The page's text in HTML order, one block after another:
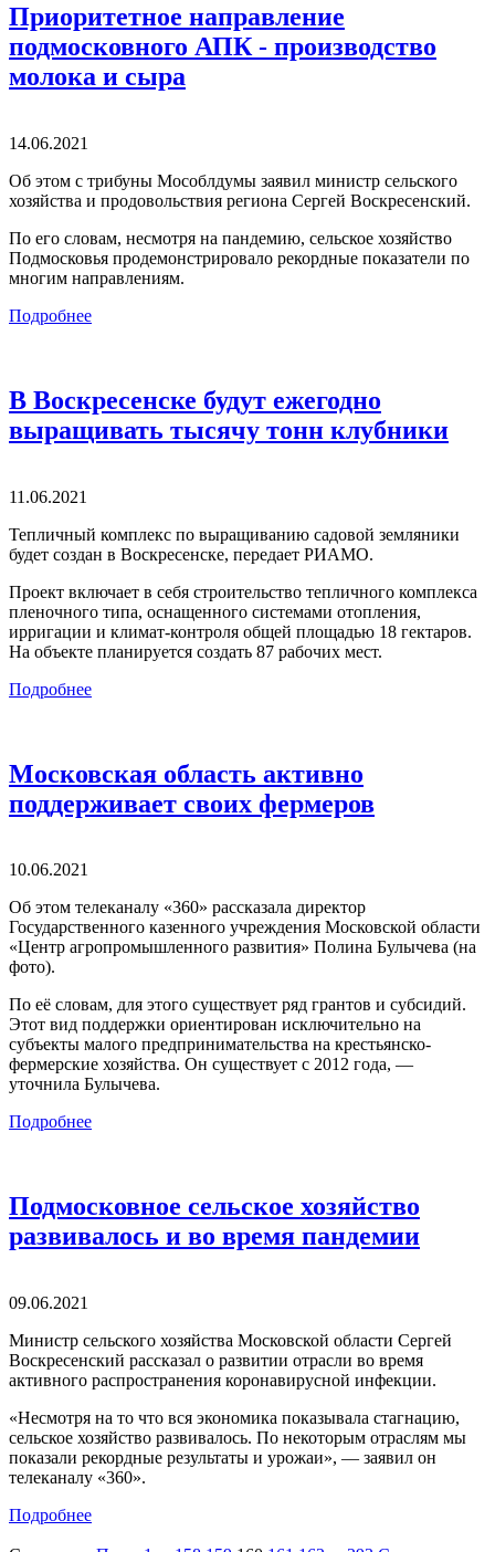
Приоритетное направление
подмосковного АПК - производство
молока и сыра
14.06.2021
Об этом с трибуны Мособлдумы заявил министр сельского
хозяйства и продовольствия региона Сергей Воскресенский.
По его словам, несмотря на пандемию, сельское хозяйство
Подмосковья продемонстрировало рекордные показатели по
многим направлениям.
Подробнее
В Воскресенске будут ежегодно
выращивать тысячу тонн клубники
11.06.2021
Тепличный комплекс по выращиванию садовой земляники
будет создан в Воскресенске, передает РИАМО.
Проект включает в себя строительство тепличного комплекса
пленочного типа, оснащенного системами отопления,
ирригации и климат-контроля общей площадью 18 гектаров.
На объекте планируется создать 87 рабочих мест.
Подробнее
Московская область активно
поддерживает своих фермеров
10.06.2021
Об этом телеканалу «360» рассказала директор
Государственного казенного учреждения Московской области
«Центр агропромышленного развития» Полина Булычева (на
фото).
По её словам, для этого существует ряд грантов и субсидий.
Этот вид поддержки ориентирован исключительно на
субъекты малого предпринимательства на крестьянско-
фермерские хозяйства. Он существует с 2012 года, —
уточнила Булычева.
Подробнее
Подмосковное сельское хозяйство
развивалось и во время пандемии
09.06.2021
Министр сельского хозяйства Московской области Сергей
Воскресенский рассказал о развитии отрасли во время
активного распространения коронавирусной инфекции.
«Несмотря на то что вся экономика показывала стагнацию,
сельское хозяйство развивалось. По некоторым отраслям мы
показали рекордные результаты и урожаи», — заявил он
телеканалу «360».
Подробнее